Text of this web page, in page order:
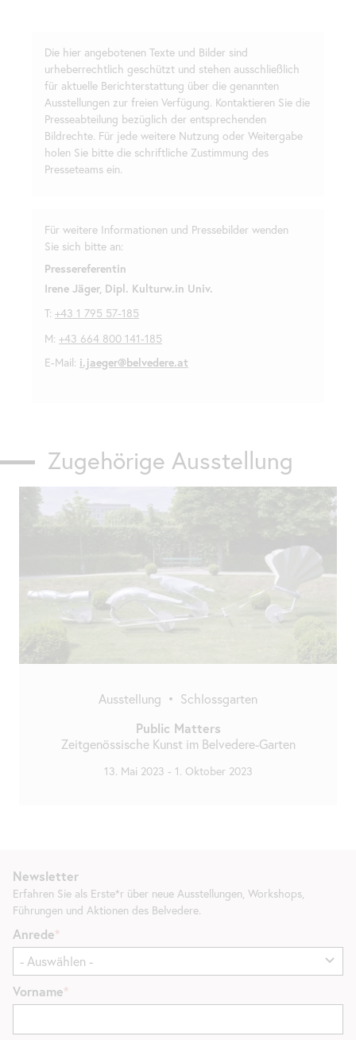
Die hier angebotenen Texte und Bilder sind
urheberrechtlich geschützt und stehen ausschließlich
für aktuelle Berichterstattung über die genannten
Ausstellungen zur freien Verfügung. Kontaktieren Sie die
Presseabteilung bezüglich der entsprechenden
Bildrechte. Für jede weitere Nutzung oder Weitergabe
holen Sie bitte die schriftliche Zustimmung des
Presseteams ein.
Für weitere Informationen und Pressebilder wenden
Sie sich bitte an:
Pressereferentin
Irene Jäger, Dipl. Kulturw.in Univ.
T: +43 1 795 57-185
M: +43 664 800 141-185
E-Mail: i.jaeger@belvedere.at
Zugehörige Ausstellung
Ausstellung • Schlossgarten
Public Matters
Zeitgenössische Kunst im Belvedere-Garten
13. Mai 2023 - 1. Oktober 2023
Newsletter
Erfahren Sie als Erste*r über neue Ausstellungen, Workshops,
Führungen und Aktionen des Belvedere.
Anrede
Vorname